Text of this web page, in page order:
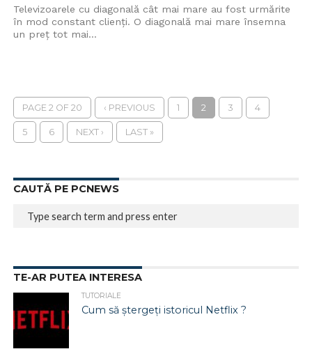
Televizoarele cu diagonală cât mai mare au fost urmărite
în mod constant clienți. O diagonală mai mare însemna
un preț tot mai...
PAGE 2 OF 20 ‹ PREVIOUS 1 2 3 4
5 6 NEXT › LAST »
CAUTĂ PE PCNEWS
TE-AR PUTEA INTERESA
TUTORIALE
Cum să ștergeți istoricul Netflix ?